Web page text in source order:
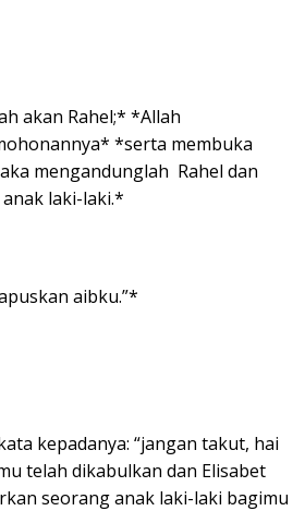
akan Rahel;* *Allah
*serta membuka
mengandunglah Rahel dan
laki-laki.*
aibku.”*
kepadanya: “jangan takut, hai
telah dikabulkan dan Elisabet
seorang anak laki-laki bagimu